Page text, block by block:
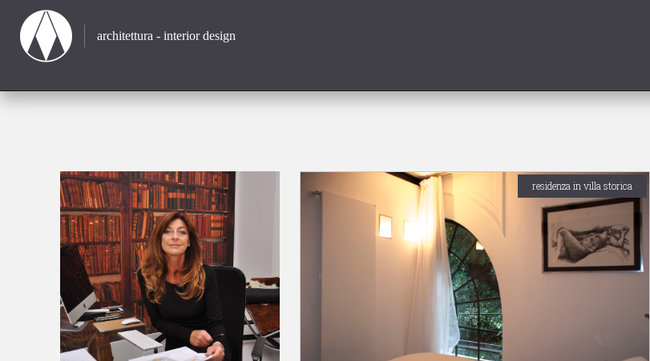
architettura - interior design
residenza in villa storica